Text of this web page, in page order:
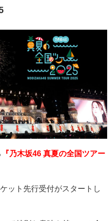
『乃木坂46 真夏の全国ツアー
ット先行受付がスタートし